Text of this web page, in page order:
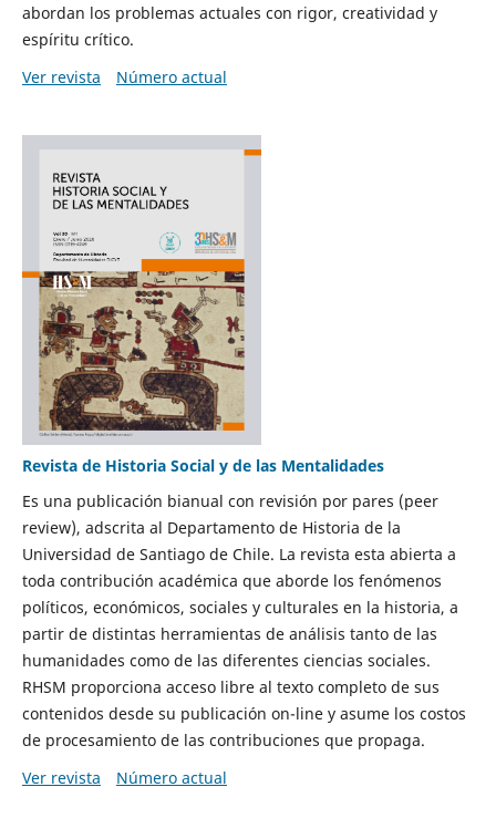
abordan los problemas actuales con rigor, creatividad y
espíritu crítico.
Ver revista
Número actual
Revista de Historia Social y de las Mentalidades
Es una publicación bianual con revisión por pares (peer
review), adscrita al Departamento de Historia de la
Universidad de Santiago de Chile. La revista esta abierta a
toda contribución académica que aborde los fenómenos
políticos, económicos, sociales y culturales en la historia, a
partir de distintas herramientas de análisis tanto de las
humanidades como de las diferentes ciencias sociales.
RHSM proporciona acceso libre al texto completo de sus
contenidos desde su publicación on-line y asume los costos
de procesamiento de las contribuciones que propaga.
Ver revista
Número actual